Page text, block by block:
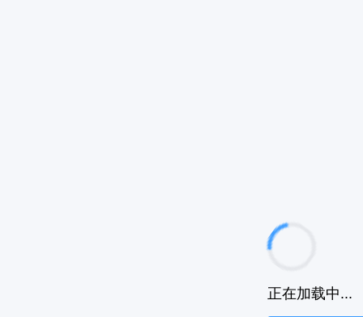
正在加载中...